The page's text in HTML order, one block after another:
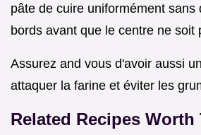
pâte de cuire uniformément sans
bords avant que le centre ne soit
Assurez and vous d'avoir aussi
attaquer la farine et éviter les
Related Recipes Worth